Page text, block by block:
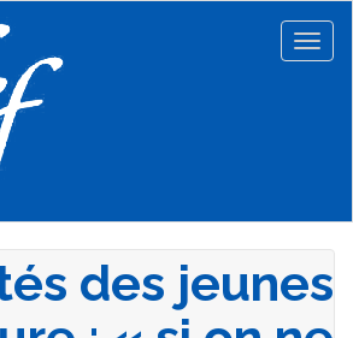
des jeunes